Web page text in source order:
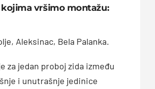
kojima vršimo montažu:
Aleksinac, Bela Palanka.
za jedan proboj zida između
i unutrašnje jedinice